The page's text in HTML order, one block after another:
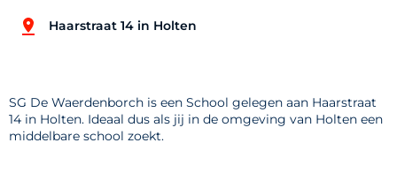
Haarstraat 14 in Holten
SG De Waerdenborch is een School gelegen aan Haarstraat
14 in Holten. Ideaal dus als jij in de omgeving van Holten een
middelbare school zoekt.